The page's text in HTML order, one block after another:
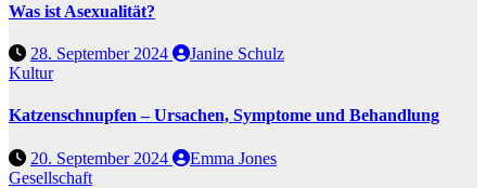
Was ist Asexualität?
28. September 2024
Janine Schulz
Kultur
Katzenschnupfen – Ursachen, Symptome und Behandlung
20. September 2024
Emma Jones
Gesellschaft